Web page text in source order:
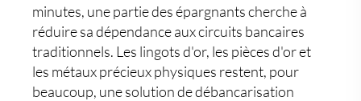
minutes, une partie des épargnants cherche à
réduire sa dépendance aux circuits bancaires
traditionnels. Les lingots d'or, les pièces d'oret
les métaux précieuxphysiques restent, pour
beaucoup, une solution de débancarisation